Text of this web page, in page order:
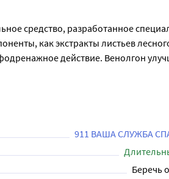
средство, разработанное
как экстракты листьев
действие. Венолгон
пленки и приятно охлаждает.
911 ВАША СЛУЖБА
Беречь